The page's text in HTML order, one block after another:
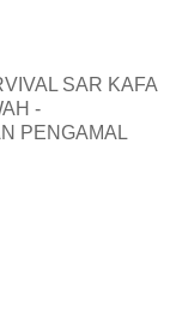
SAR KAFA
-
PENGAMAL